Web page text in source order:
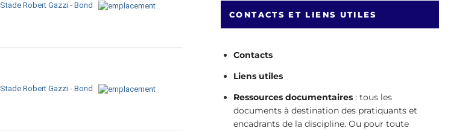
Stade Robert Gazzi - Bondy
Stade Robert Gazzi - Bondy
CONTACTS ET LIENS UTILES
Contacts
Liens utiles
Ressources documentaires : tous les
documents à destination des pratiquants et
encadrants de la discipline. Ou pour toute